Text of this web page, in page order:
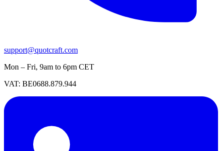
support@quotcraft.com
Mon – Fri, 9am to 6pm CET
VAT: BE0688.879.944